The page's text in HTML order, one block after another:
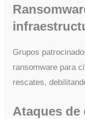
Grupos
ransomware para
rescates,
Ataques de